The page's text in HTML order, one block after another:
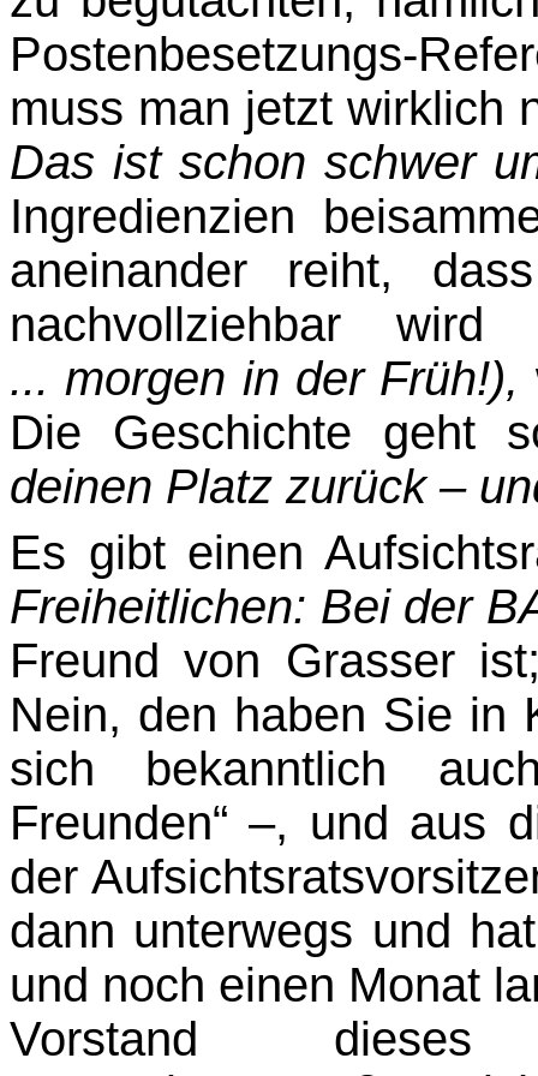
Postenbesetzungs-
muss man jetzt wirklich
Das ist schon schwer
Ingredienzien
aneinander reiht,
nachvollziehbar wird
... morgen in der Früh!),
Die Geschichte geht
deinen Platz zurück –
Es gibt einen
Freiheitlichen: Bei der
Freund von Grasser
Nein, den haben Sie in
sich bekanntlich
Freunden“ –, und aus
der
dann unterwegs und
und noch einen Monat
Vorstand dieses